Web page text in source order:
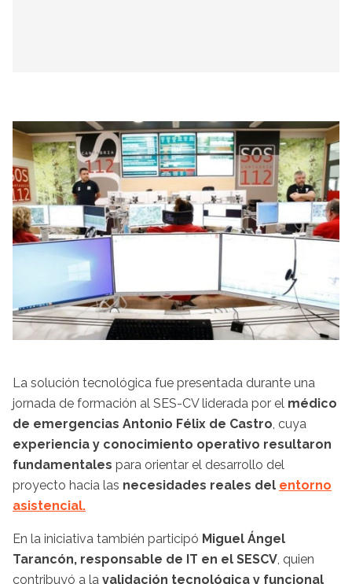
La solución tecnológica fue presentada durante una
jornada de formación al SES-CV liderada por el médico
de emergencias Antonio Félix de Castro, cuya
experiencia y conocimiento operativo resultaron
fundamentales para orientar el desarrollo del
proyecto hacia las necesidades reales del entorno
asistencial.
En la iniciativa también participó Miguel Ángel
Tarancón, responsable de IT en el SESCV, quien
contribuyó a la validación tecnológica y funcional